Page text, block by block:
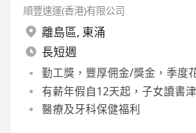
順豐速運(香港)有限公司
離島區, 東涌
長短週
勤工獎，豐厚佣金/獎金，季度
有薪年假自12天起，子女讀書
醫療及牙科保健福利